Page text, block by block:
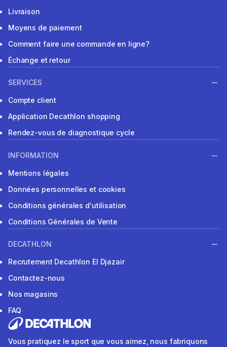
Livraison
Moyens de paiement
Comment faire une commande en ligne?
Échange et retour
SERVICES
Compte client
Application Decathlon shopping
Rendez-vous de diagnostique cycle
INFORMATION
Mentions légales
Données personnelles et cookies
Conditions générales d'utilisation
Conditions Générales de Vente
DECATHLON
Recrutement Decathlon El Djazair
Contactez-nous
Nos magasins
FAQ
Vous pratiquez le sport que vous aimez, nous fabriquons